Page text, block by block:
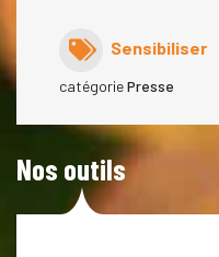
Sensibiliser
catégoriePresse
Nos outils